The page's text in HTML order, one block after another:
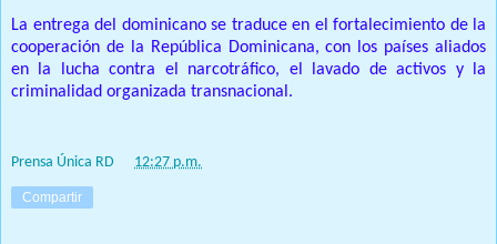
La entrega del dominicano se traduce en el fortalecimiento de la
cooperación de la República Dominicana, con los países aliados
en la lucha contra el narcotráfico, el lavado de activos y la
criminalidad organizada transnacional.
Prensa Única RD 12:27 p.m.
Compartir